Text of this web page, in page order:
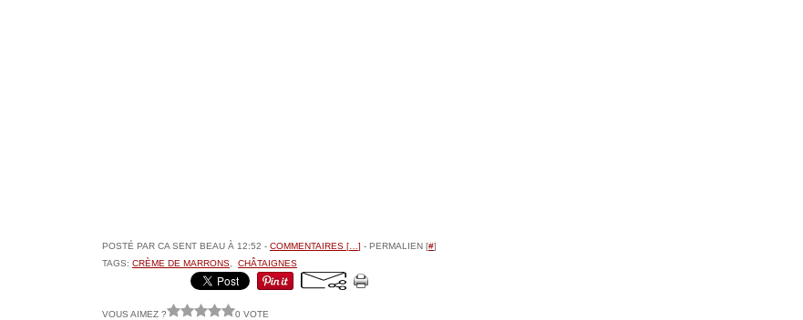
POSTÉ PAR CA SENT BEAU À 12:52 - COMMENTAIRES [ ] - PERMALIEN [#]
TAGS: CRÈME DE MARRONS CHÂTAIGNES
VOUS AIMEZ ? 0 VOTE